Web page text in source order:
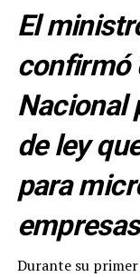
El
confirmó
Nacional
de ley
para
Durante su